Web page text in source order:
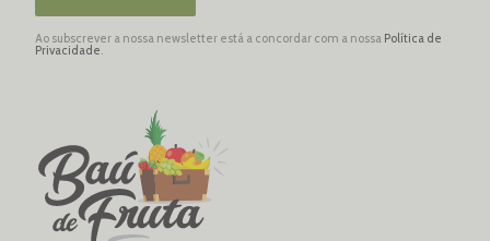
Ao subscrever a nossa newsletter está a concordar com a nossa Política de
Privacidade.